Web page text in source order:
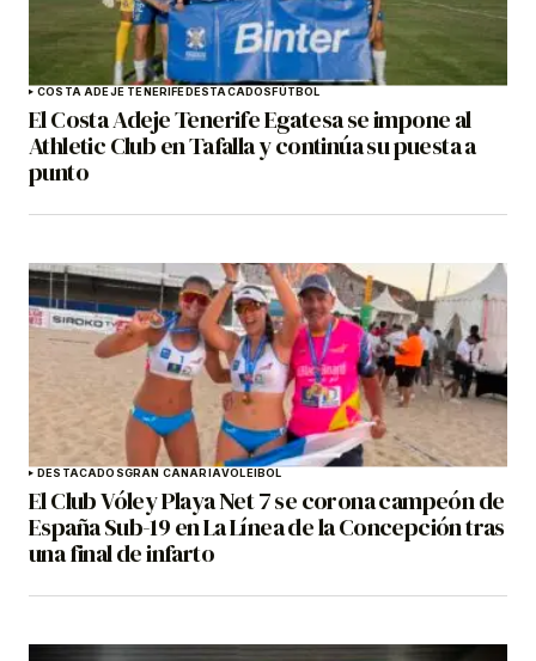
COSTA ADEJE TENERIFEDESTACADOSFÚTBOL
El Costa Adeje Tenerife Egatesa se impone al
Athletic Club en Tafalla y continúa su puesta a
punto
DESTACADOSGRAN CANARIAVOLEIBOL
El Club Vóley Playa Net 7 se corona campeón de
España Sub-19 en La Línea de la Concepción tras
una final de infarto